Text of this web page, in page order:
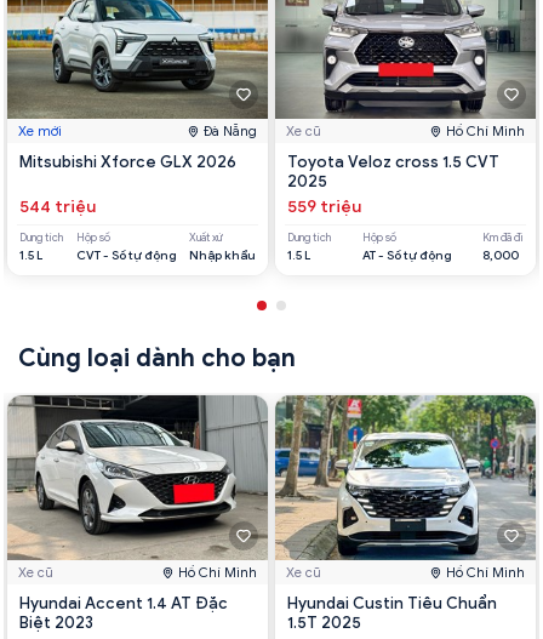
Xe mới Đà Nẵng
Mitsubishi Xforce GLX 2026
544 triệu
Dung tích
1.5 L
Hộp số
CVT - Số tự động
Xuất xứ
Nhập khẩu
Xe cũ Hồ Chí Minh
Toyota Veloz cross 1.5 CVT
2025
559 triệu
Dung tích
1.5 L
Hộp số
AT - Số tự động
Km đã đi
8,000
Cùng loại dành cho bạn
Xe cũ Hồ Chí Minh
Hyundai Accent 1.4 AT Đặc
Biệt 2023
Xe cũ Hồ Chí Minh
Hyundai Custin Tiêu Chuẩn
1.5T 2025